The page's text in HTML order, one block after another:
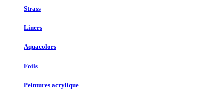
Strass
Liners
Aquacolors
Foils
Peintures acrylique